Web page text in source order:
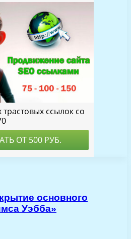
основного
Уэбба»